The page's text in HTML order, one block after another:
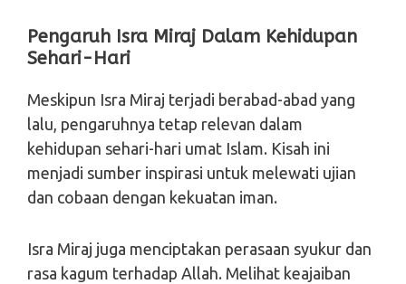
Pengaruh Isra Miraj Dalam Kehidupan
Sehari-Hari
Meskipun Isra Miraj terjadi berabad-abad yang
lalu, pengaruhnya tetap relevan dalam
kehidupan sehari-hari umat Islam. Kisah ini
menjadi sumber inspirasi untuk melewati ujian
dan cobaan dengan kekuatan iman.
Isra Miraj juga menciptakan perasaan syukur dan
rasa kagum terhadap Allah. Melihat keajaiban